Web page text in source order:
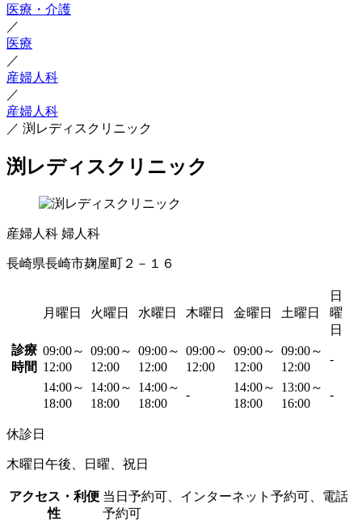
医療・介護
／
医療
／
産婦人科
／
産婦人科
／ 渕レディスクリニック
渕レディスクリニック
産婦人科 婦人科
長崎県長崎市麹屋町２－１６
月曜日 火曜日 水曜日 木曜日 金曜日 土曜日
日
曜
日
診療
時間
09:00～
12:00
09:00～
12:00
09:00～
12:00
09:00～
12:00
09:00～
12:00
09:00～
12:00
-
14:00～
18:00
14:00～
18:00
14:00～
18:00
-
14:00～
18:00
13:00～
16:00
-
休診日
木曜日午後、日曜、祝日
アクセス・利便
性
当日予約可、インターネット予約可、電話
予約可